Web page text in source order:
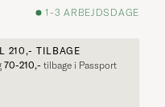
1-3 ARBEJDSDAGE
210,- TILBAGE
70-210,- tilbage i Passport